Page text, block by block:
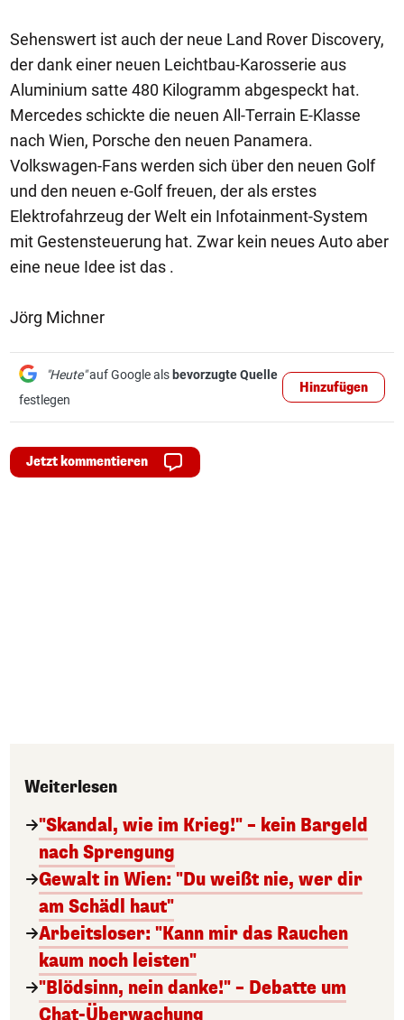
Sehenswert ist auch der neue Land Rover Discovery,
der dank einer neuen Leichtbau-Karosserie aus
Aluminium satte 480 Kilogramm abgespeckt hat.
Mercedes schickte die neuen All-Terrain E-Klasse
nach Wien, Porsche den neuen Panamera.
Volkswagen-Fans werden sich über den neuen Golf
und den neuen e-Golf freuen, der als erstes
Elektrofahrzeug der Welt ein Infotainment-System
mit Gestensteuerung hat. Zwar kein neues Auto aber
eine neue Idee ist das .
Jörg Michner
"Heute"auf Google als bevorzugte Quelle
festlegen
Hinzufügen
Jetzt kommentieren
Weiterlesen
"Skandal, wie im Krieg!" – kein Bargeld
nach Sprengung
Gewalt in Wien: "Du weißt nie, wer dir
am Schädl haut"
Arbeitsloser: "Kann mir das Rauchen
kaum noch leisten"
"Blödsinn, nein danke!" – Debatte um
Chat-Überwachung